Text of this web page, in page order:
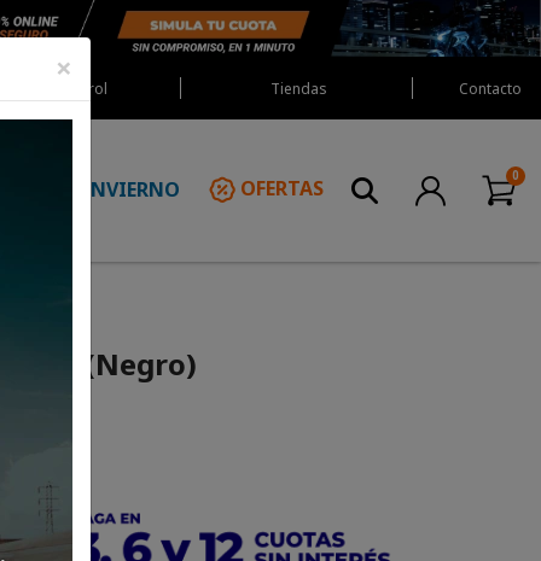
Red Castrol Tiendas Contacto
INVIERNO OFERTAS
(Negro)
×